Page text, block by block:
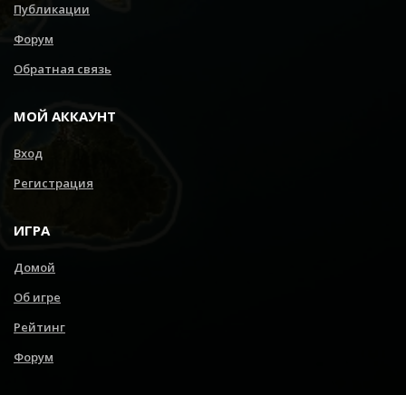
Публикации
Форум
Обратная связь
МОЙ АККАУНТ
Вход
Регистрация
ИГРА
Домой
Об игре
Рейтинг
Форум